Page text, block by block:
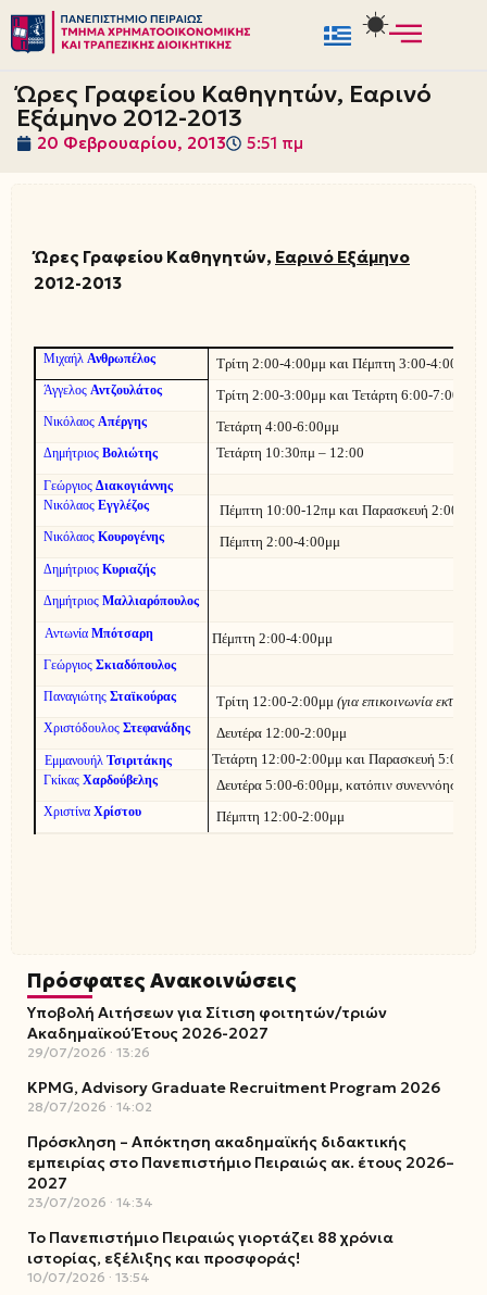
Μεταπηδήστε
στο
περιεχόμενο
Ώρες Γραφείου Καθηγητών, Εαρινό
Εξάμηνο 2012-2013
20 Φεβρουαρίου, 2013 5:51 πμ
Ώρες Γραφείου Καθηγητών, Εαρινό Εξάμηνο
2012-2013
ΜιχαήλΑνθρωπέλος Τρίτη 2:00-4:00μμ και Πέμπτη 3:00-4:00μμ
ΆγγελοςΑντζουλάτος Τρίτη 2:00-3:00μμ και Τετάρτη 6:00-7:00μμ
ΝικόλαοςΑπέργης Τετάρτη 4:00-6:00μμ
ΔημήτριοςΒολιώτης Τετάρτη 10:30πμ – 12:00
Γεώργιος Διακογιάννης
ΝικόλαοςΕγγλέζος Πέμπτη 10:00-12πμ και Παρασκευή 2:00-
ΝικόλαοςΚουρογένης Πέμπτη 2:00-4:00μμ
ΔημήτριοςΚυριαζής
ΔημήτριοςΜαλλιαρόπουλος
Αντωνία Μπότσαρη Πέμπτη 2:00-4:00μμ
ΓεώργιοςΣκιαδόπουλος
ΠαναγιώτηςΣταϊκούρας Τρίτη 12:00-2:00μμ(για επικοινωνία εκτός
ΧριστόδουλοςΣτεφανάδης Δευτέρα 12:00-2:00μμ
Εμμανουήλ Τσιριτάκης Τετάρτη 12:00-2:00μμ και Παρασκευή 5:00-
ΓκίκαςΧαρδούβελης Δευτέρα 5:00-6:00μμ, κατόπιν
ΧριστίναΧρίστου Πέμπτη 12:00-2:00μμ
Πρόσφατες Ανακοινώσεις
Υποβολή Αιτήσεων για Σίτιση φοιτητών/τριών
Ακαδημαϊκού Έτους 2026-2027
29/07/2026 13:26
KPMG, Advisory Graduate Recruitment Program 2026
28/07/2026 14:02
Πρόσκληση – Απόκτηση ακαδημαϊκής διδακτικής
εμπειρίας στο Πανεπιστήμιο Πειραιώς ακ. έτους 2026–
2027
23/07/2026 14:34
Το Πανεπιστήμιο Πειραιώς γιορτάζει 88 χρόνια
ιστορίας, εξέλιξης και προσφοράς!
10/07/2026 13:54